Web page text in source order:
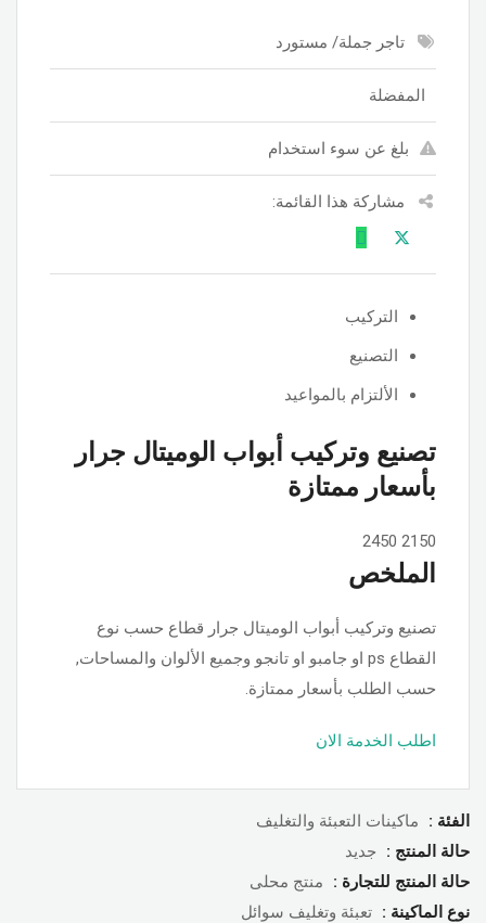
تاجر جملة/ مستورد
المفضلة
بلغ عن سوء استخدام
مشاركة هذا القائمة:
التركيب
التصنيع
الألتزام بالمواعيد
تصنيع وتركيب أبواب الوميتال جرار
بأسعار ممتازة
2150
2450
الملخص
تصنيع وتركيب أبواب الوميتال جرار قطاع حسب نوع
القطاع ps او جامبو او تانجو وجميع الألوان والمساحات,
حسب الطلب بأسعار ممتازة.
اطلب الخدمة الان
الفئة :
ماكينات التعبئة والتغليف
حالة المنتج :
جديد
حالة المنتج للتجارة :
منتج محلى
نوع الماكينة : تعبئة وتغليف سوائل